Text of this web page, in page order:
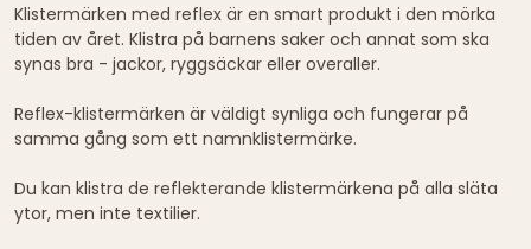
Klistermärken med reflex är en smart produkt i den mörka
tiden av året. Klistra på barnens saker och annat som ska
synas bra - jackor, ryggsäckar eller overaller.
Reflex-klistermärken är väldigt synliga och fungerar på
samma gång som ett namnklistermärke.
Du kan klistra de reflekterande klistermärkena på alla släta
ytor, men inte textilier.